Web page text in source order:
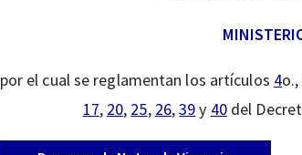
por el cual se reglamentan los artículos 4o.,
17, 20, 25, 26,39y 40del